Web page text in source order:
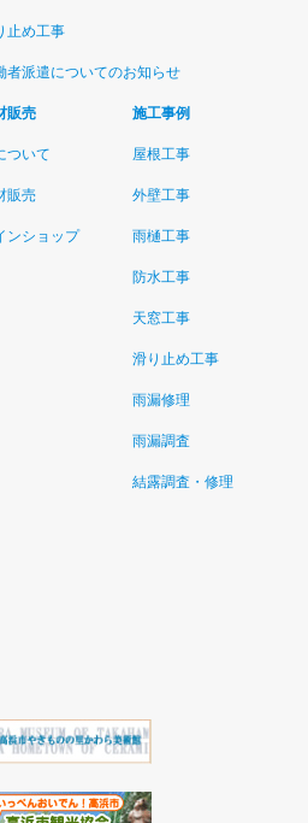
止め工事
者派遣についてのお知らせ
販売
ついて
販売
ンショップ
施工事例
屋根工事
外壁工事
雨樋工事
防水工事
天窓工事
滑り止め工事
雨漏修理
雨漏調査
結露調査・修理